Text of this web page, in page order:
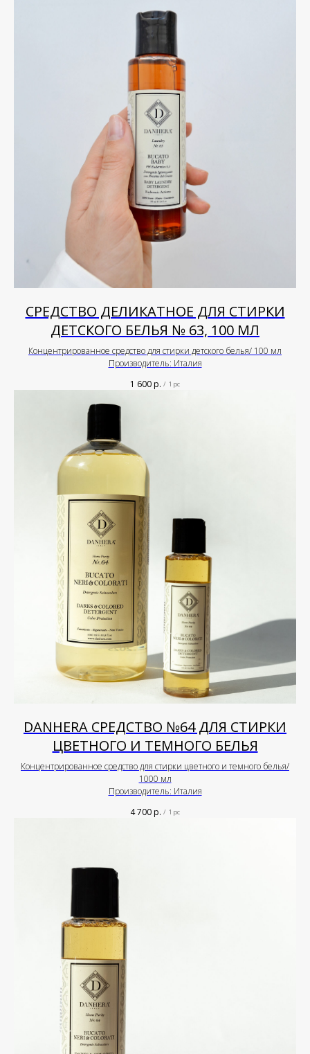
СРЕДСТВО ДЕЛИКАТНОЕ ДЛЯ СТИРКИ
ДЕТСКОГО БЕЛЬЯ № 63, 100 МЛ
Концентрированное средство для стирки детского белья/ 100 мл
Производитель: Италия
1 600р. / 1 pc
DANHERA СРЕДСТВО №64 ДЛЯ СТИРКИ
ЦВЕТНОГО И ТЕМНОГО БЕЛЬЯ
Концентрированное средство для стирки цветного и темного белья/
1000 мл
Производитель: Италия
4 700р. / 1 pc